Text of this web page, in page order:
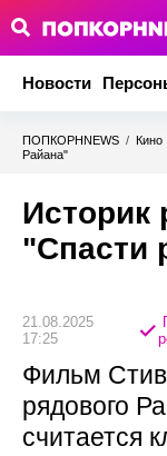
Новости
ПОПКОРНNEWS / Кино
Райана"
Историк
"Спасти
21.08.2025
17:25
Фильм
рядового
считается